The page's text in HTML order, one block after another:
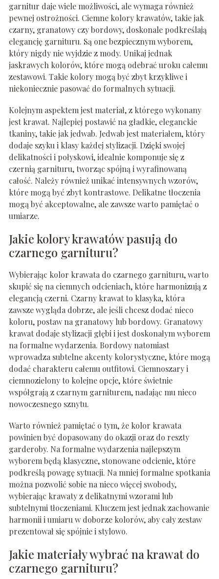
garnitur daje wiele możliwości, ale wymaga również
pewnej ostrożności. Ciemne kolory krawatów, takie jak
czarny, granatowy czy bordowy, doskonale podkreślają
elegancję garnituru. Są one bezpiecznym wyborem,
który nigdy nie wyjdzie z mody. Unikaj jednak
jaskrawych kolorów, które mogą odebrać uroku całemu
zestawowi. Takie kolory mogą być zbyt krzykliwe i
niekoniecznie pasować do formalnych sytuacji.
Kolejnym aspektem jest materiał, z którego wykonany
jest krawat. Najlepiej postawić na gładkie, eleganckie
tkaniny, takie jak jedwab. Jedwab jest materiałem, który
dodaje szyku i klasy każdej stylizacji. Dzięki swojej
delikatności i połyskowi, idealnie komponuje się z
czernią garnituru, tworząc spójną i wyrafinowaną
całość. Należy również unikać intensywnych wzorów,
które mogą być zbyt kontrastowe. Delikatne tłoczenia
mogą być akceptowalne, ale zawsze warto pamiętać o
umiarze.
Jakie kolory krawatów pasują do
czarnego garnituru?
Wybierając kolor krawata do czarnego garnituru, warto
skupić się na ciemnych odcieniach, które harmonizują z
elegancją czerni. Czarny krawat to klasyka, która
zawsze wygląda dobrze, ale jeśli chcesz dodać nieco
koloru, postaw na granatowy lub bordowy. Granatowy
krawat dodaje stylizacji głębi i jest doskonałym wyborem
na formalne wydarzenia. Bordowy natomiast
wprowadza subtelne akcenty kolorystyczne, które mogą
dodać charakteru całemu outfitowi. Ciemnoszary i
ciemnozielony to kolejne opcje, które świetnie
współgrają z czarnym garniturem, nadając mu nieco
nowoczesnego sznytu.
Warto również pamiętać o tym, że kolor krawata
powinien być dopasowany do okazji oraz do reszty
garderoby. Na formalne wydarzenia najlepszym
wyborem będą klasyczne, stonowane odcienie, które
podkreślą powagę sytuacji. Na mniej formalne spotkania
można pozwolić sobie na nieco więcej swobody,
wybierając krawaty z delikatnymi wzorami lub
subtelnymi tłoczeniami. Kluczem jest jednak zachowanie
harmonii i umiaru w doborze kolorów, aby cały zestaw
prezentował się spójnie i stylowo.
Jakie materiały wybrać na krawat do
czarnego garnituru?